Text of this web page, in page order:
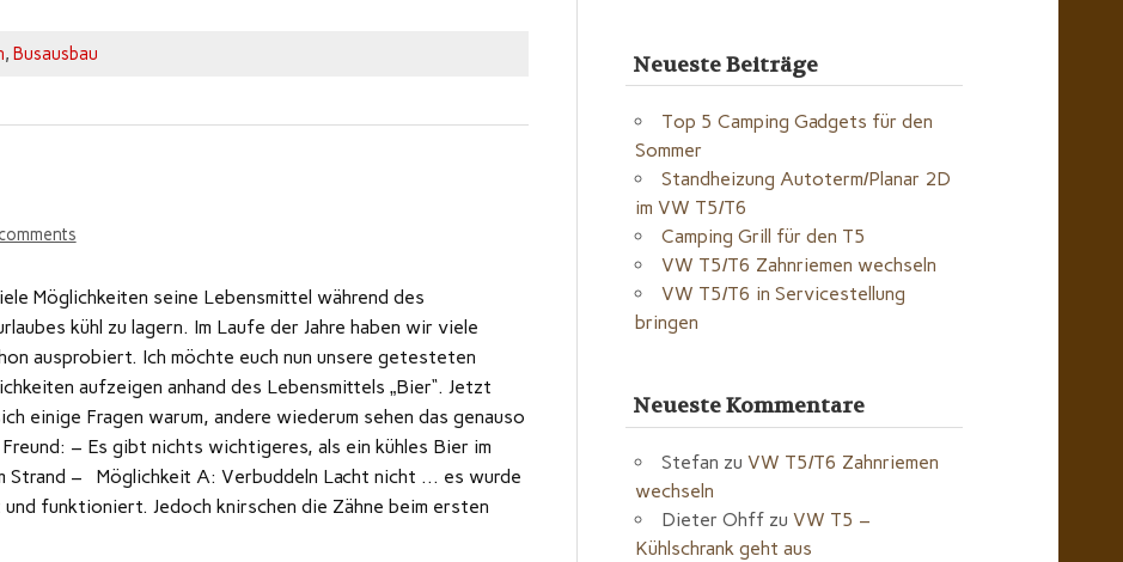
,Busausbau
Möglichkeiten seine Lebensmittel während des
kühl zu lagern. Im Laufe der Jahre haben wir viele
ausprobiert. Ich möchte euch nun unsere getesteten
aufzeigen anhand des Lebensmittels „Bier“. Jetzt
einige Fragen warum, andere wiederum sehen das genauso
– Es gibt nichts wichtigeres, als ein kühles Bier im
Strand – Möglichkeit A: Verbuddeln Lacht nicht … es wurde
funktioniert. Jedoch knirschen die Zähne beim ersten
Neueste Beiträge
Top 5 Camping Gadgets für den
Sommer
Standheizung Autoterm/Planar 2D
im VW T5/T6
Camping Grill für den T5
VW T5/T6 Zahnriemen wechseln
VW T5/T6 in Servicestellung
bringen
Neueste Kommentare
Stefan zuVW T5/T6 Zahnriemen
wechseln
Dieter Ohff zuVW T5 –
Kühlschrank geht aus